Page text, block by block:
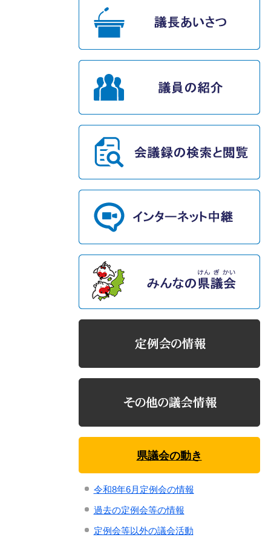
県議会の動き
令和8年6月定例会の情報
過去の定例会等の情報
定例会等以外の議会活動